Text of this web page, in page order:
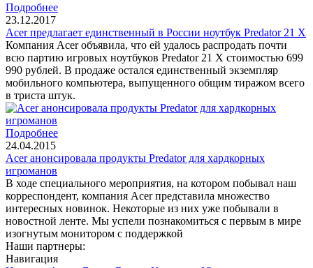
Подробнее
23.12.2017
Acer предлагает единственный в России ноутбук Predator 21 X
Компания Acer объявила, что ей удалось распродать почти
всю партию игровых ноутбуков Predator 21 X стоимостью 699
990 рублей. В продаже остался единственный экземпляр
мобильного компьютера, выпущенного общим тиражом всего
в триста штук.
Подробнее
24.04.2015
Acer анонсировала продукты Predator для хардкорных
игроманов
В ходе специального мероприятия, на котором побывал наш
корреспондент, компания Acer представила множество
интересных новинок. Некоторые из них уже побывали в
новостной ленте. Мы успели познакомиться с первым в мире
изогнутым монитором с поддержкой
Наши партнеры:
Навигация